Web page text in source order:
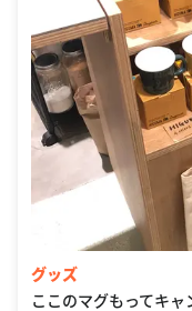
グッズ
ここのマグもってキ